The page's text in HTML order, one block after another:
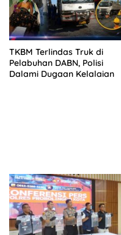
TKBM Terlindas Truk di
Pelabuhan DABN, Polisi
Dalami Dugaan Kelalaian